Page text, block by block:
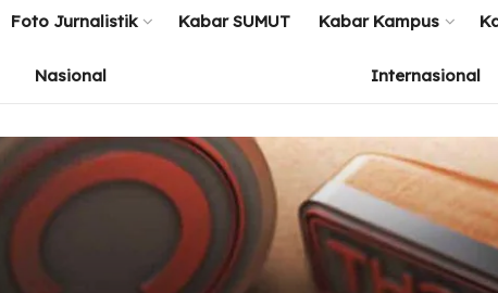
Foto Jurnalistik Kabar SUMUT Kabar Kampus
Nasional Internasional